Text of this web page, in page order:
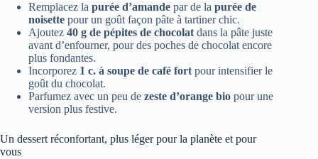
Remplacez la purée d’amande par de la purée de
noisette pour un goût façon pâte à tartiner chic.
Ajoutez 40 g de pépites de chocolatdans la pâte juste
avant d’enfourner, pour des poches de chocolat encore
plus fondantes.
Incorporez 1 c. à soupe de café fortpour intensifier le
goût du chocolat.
Parfumez avec un peu de zeste d’orange bio pour une
version plus festive.
Un dessert réconfortant, plus léger pour la planète et pour
vous